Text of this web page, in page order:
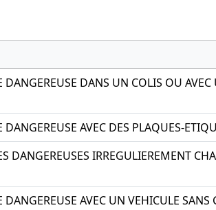
DANS UN COLIS OU
AVEC DES PLAQUES-
DANGEREUSES IRREGULIEREMENT
AVEC UN VEHICULE SANS